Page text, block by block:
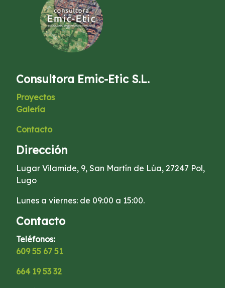
Consultora Emic-Etic S.L.
Proyectos
Galería
Contacto
Dirección
Lugar Vilamide, 9, San Martín de Lúa, 27247 Pol,
Lugo
Lunes a viernes: de 09:00 a 15:00.
Contacto
Teléfonos:
609 55 67 51
664 19 53 32